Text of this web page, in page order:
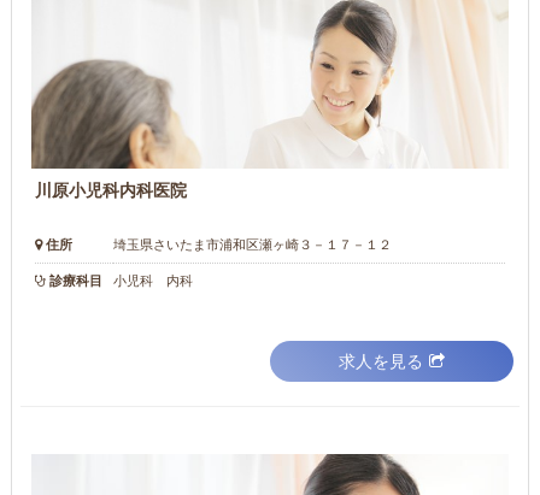
川原小児科内科医院
住所 埼玉県さいたま市浦和区瀬ヶ崎３－１７－１２
診療科目 小児科 内科
求人を見る